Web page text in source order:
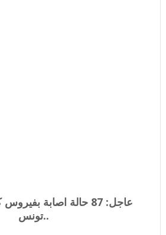
عاجل: 87 حالة اصابة
تونس..